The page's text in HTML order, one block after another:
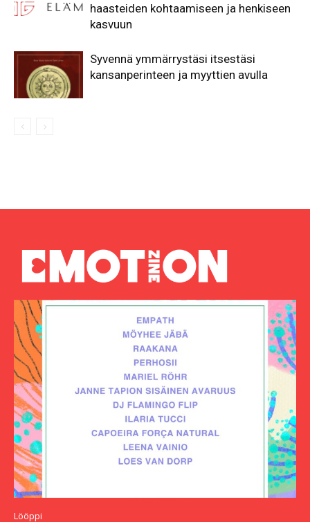
haasteiden kohtaamiseen ja henkiseen
kasvuun
Syvennä ymmärrystäsi itsestäsi
kansanperinteen ja myyttien avulla
Lööppi